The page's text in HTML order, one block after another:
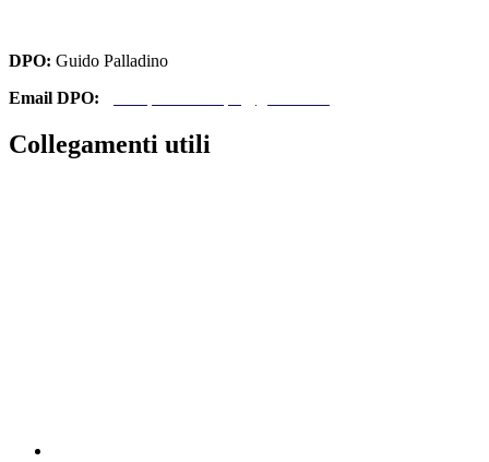
DPO: Guido Palladino
Email DPO:
Collegamenti utili